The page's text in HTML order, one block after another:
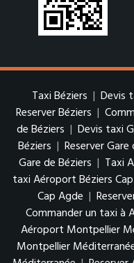
Taxi Béziers | Devis
Reserver Béziers |
de Béziers | Devis taxi
Béziers | Reserver Gare
Gare de Béziers | Taxi
taxi Aéroport Béziers
Cap Agde |
Commander un taxi à
Aéroport Montpellier
Montpellier